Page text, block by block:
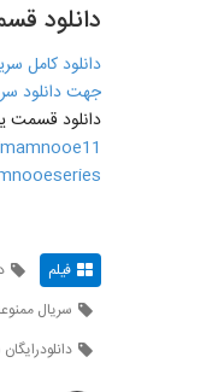
دانلود قسمت
دانلود کامل سریال
جهت دانلود
دانلود قسمت
فیلم
سریال